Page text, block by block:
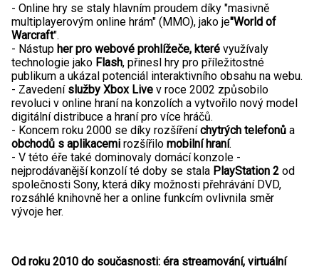
- Online hry se staly hlavním proudem díky "masivně
multiplayerovým online hrám" (MMO), jako je"World of
Warcraft".
- Nástup her pro webové prohlížeče, které využívaly
technologie jako Flash, přinesl hry pro příležitostné
publikum a ukázal potenciál interaktivního obsahu na webu.
- Zavedení služby Xbox Live v roce 2002 způsobilo
revoluci v online hraní na konzolích a vytvořilo nový model
digitální distribuce a hraní pro více hráčů.
- Koncem roku 2000 se díky rozšířeníchytrých telefonů a
obchodů s aplikacemi rozšířilo mobilní hraní.
- V této éře také dominovaly domácí konzole -
nejprodávanější konzolí té doby se stala PlayStation 2 od
společnosti Sony, která díky možnosti přehrávání DVD,
rozsáhlé knihovně her a online funkcím ovlivnila směr
vývoje her.
Od roku 2010 do současnosti: éra streamování, virtuální